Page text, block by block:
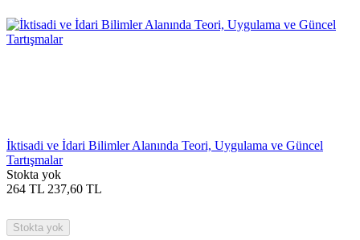
İktisadi ve İdari Bilimler Alanında Teori, Uygulama ve Güncel
Tartışmalar
Stokta yok
264 TL 237,60 TL
Stokta yok